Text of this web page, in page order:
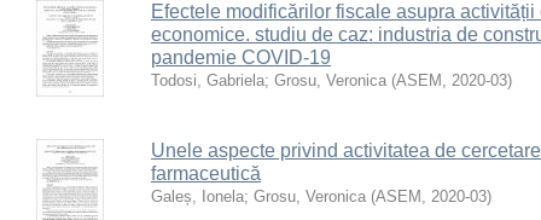
Efectele modificărilor fiscale asupra
economice. studiu de caz: industria de
pandemie COVID-19
Todosi, Gabriela; Grosu, Veronica (ASEM , 2020-03)
Unele aspecte privind activitatea de
farmaceutică
Galeș, Ionela; Grosu, Veronica (ASEM , 2020-03)